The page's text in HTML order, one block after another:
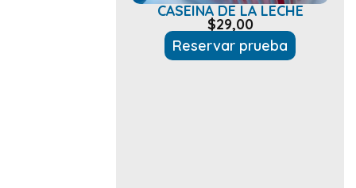
CASEINA DE LA LECHE
$29,00
Reservar prueba